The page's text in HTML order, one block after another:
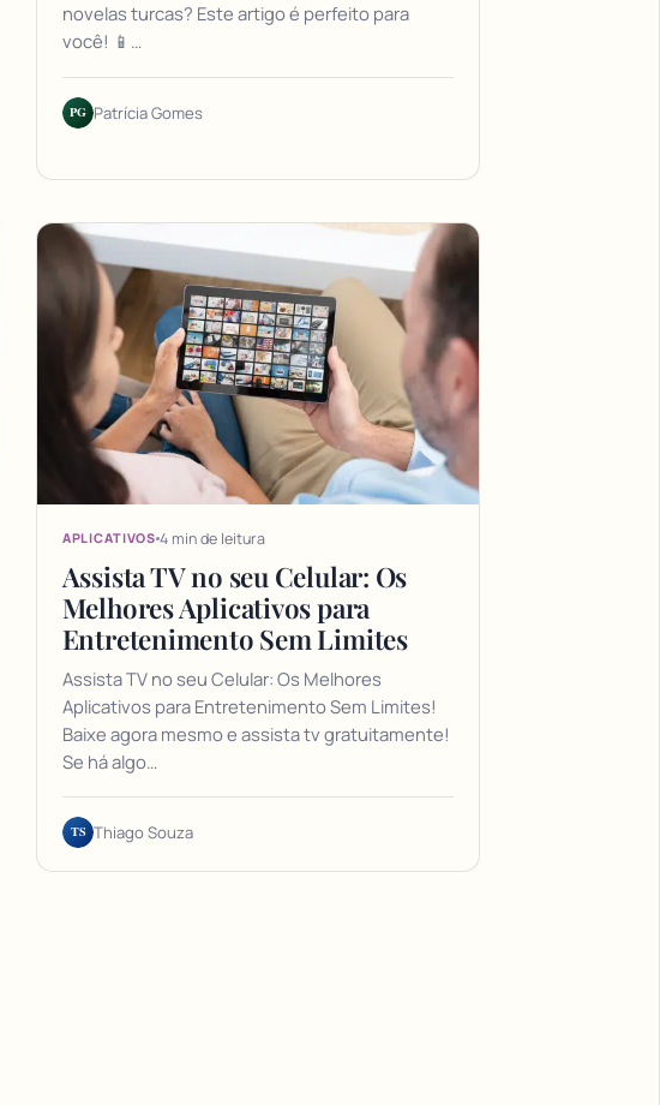
novelas turcas? Este artigo é perfeito para
você! 📱…
PG Patrícia Gomes
APLICATIVOS 4 min de leitura
Assista TV no seu Celular: Os
Melhores Aplicativos para
Entretenimento Sem Limites
Assista TV no seu Celular: Os Melhores
Aplicativos para Entretenimento Sem Limites!
Baixe agora mesmo e assista tv gratuitamente!
Se há algo…
TS Thiago Souza